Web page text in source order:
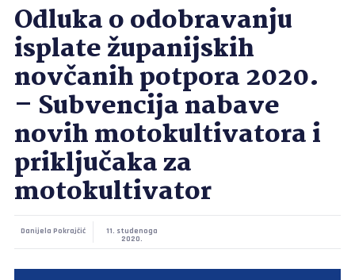
Odluka o odobravanju
isplate županijskih
novčanih potpora 2020.
– Subvencija nabave
novih motokultivatora i
priključaka za
motokultivator
Danijela Pokrajčić
11. studenoga
2020.